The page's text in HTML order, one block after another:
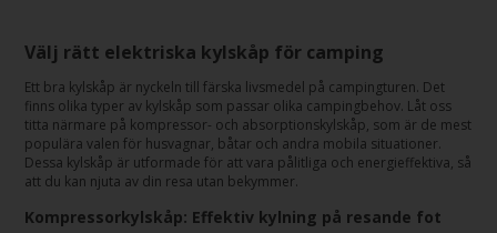
Välj rätt elektriska kylskåp för camping
Ett bra kylskåp är nyckeln till färska livsmedel på campingturen. Det
finns olika typer av kylskåp som passar olika campingbehov. Låt oss
titta närmare på kompressor- och absorptionskylskåp, som är de mest
populära valen för husvagnar, båtar och andra mobila situationer.
Dessa kylskåp är utformade för att vara pålitliga och energieffektiva, så
att du kan njuta av din resa utan bekymmer.
Kompressorkylskåp: Effektiv kylning på resande fot